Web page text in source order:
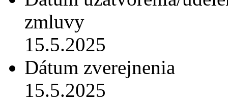
zmluvy
15.5.2025
Dátum zverejnenia
15.5.2025